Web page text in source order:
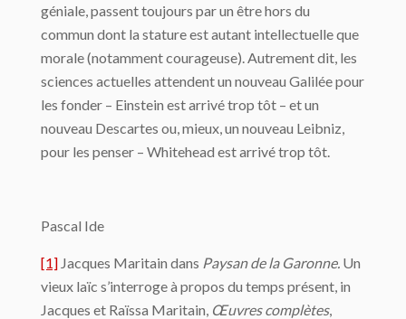
géniale, passent toujours par un être hors du
commun dont la stature est autant intellectuelle que
morale (notamment courageuse). Autrement dit, les
sciences actuelles attendent un nouveau Galilée pour
les fonder – Einstein est ar­rivé trop tôt – et un
nouveau Descartes ou, mieux, un nouveau Leibniz,
pour les penser – Whitehead est arrivé trop tôt.
Pascal Ide
[1] Jacques Maritain dans Paysan de la Garonne. Un
vieux laïc s’interroge à propos du temps présent, in
Jacques et Raïssa Maritain, Œuvres complètes,